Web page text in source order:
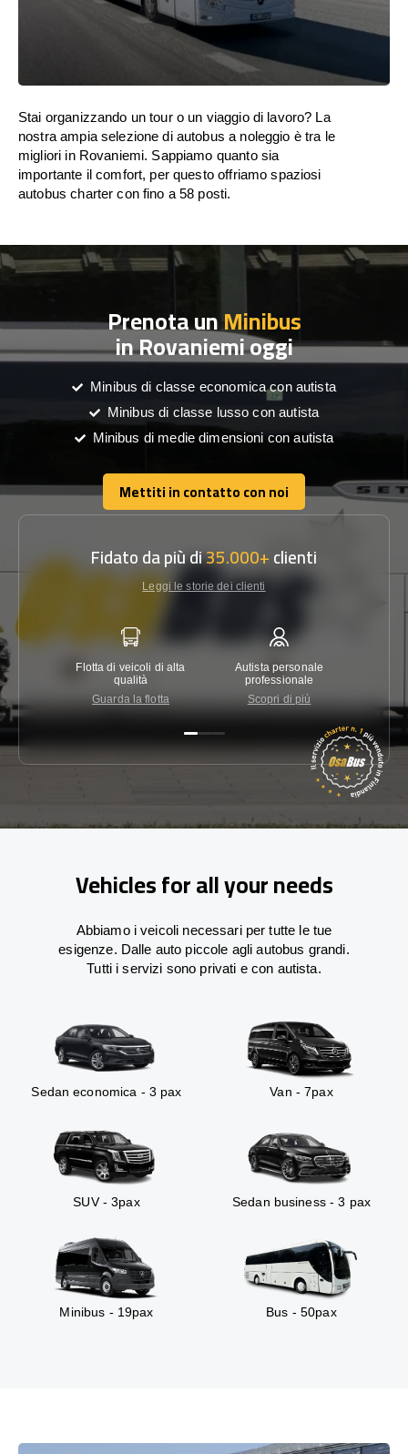
Stai organizzando un tour o un viaggio di lavoro? La
nostra ampia selezione di autobus a noleggio è tra le
migliori in Rovaniemi. Sappiamo quanto sia
importante il comfort, per questo offriamo spaziosi
autobus charter con fino a 58 posti.
Prenota unMinibus
in Rovaniemi oggi
Minibus di classe economica con autista
Minibus di classe lusso con autista
Minibus di medie dimensioni con autista
Mettiti in contatto con noi
Mettiti in contatto con noi
Fidato da più di35.000+clienti
Leggi le storie dei clienti
Flotta di veicoli di alta
qualità
Guarda la flotta
Autista personale
professionale
Scopri di più
Vehicles for all your needs
Abbiamo i veicoli necessari per tutte le tue
esigenze. Dalle auto piccole agli autobus grandi.
Tutti i servizi sono privati e con autista.
Sedan economica - 3 pax Van - 7pax
SUV - 3pax Sedan business - 3 pax
Minibus - 19pax Bus - 50pax